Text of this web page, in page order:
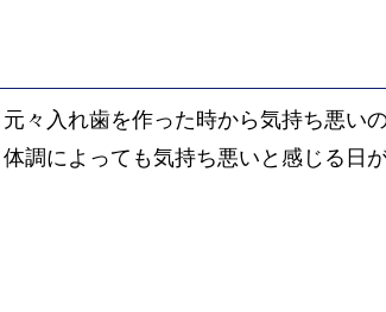
入れ歯を作った時から気持ち悪い
調によっても気持ち悪いと感じる日